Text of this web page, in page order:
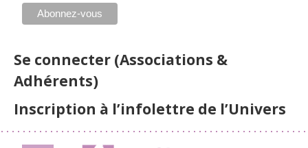
Se connecter (Associations &
Adhérents)
Inscription à l’infolettre de l’Univers